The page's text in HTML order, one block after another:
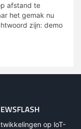
afstand te
het gemak nu
zijn: demo
op loT-